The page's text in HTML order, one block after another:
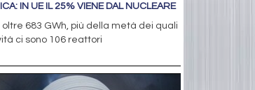
IN UE IL 25% VIENE DAL NUCLEARE
oltre 683 GWh, più della metà dei quali
ci sono 106 reattori